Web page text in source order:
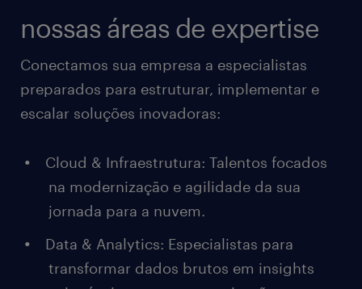
nossas áreas de expertise
Conectamos sua empresa a especialistas
preparados para estruturar, implementar e
escalar soluções inovadoras:
Cloud & Infraestrutura: Talentos focados
na modernização e agilidade da sua
jornada para a nuvem.
Data & Analytics: Especialistas para
transformar dados brutos em insights